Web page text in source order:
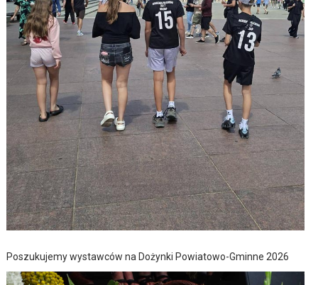
Poszukujemy wystawców na Dożynki Powiatowo-Gminne 2026